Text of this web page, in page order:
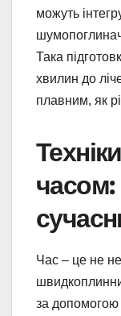
можуть
Така
хвилин до
плавним, як
часом:
Час – це не
за допомогою